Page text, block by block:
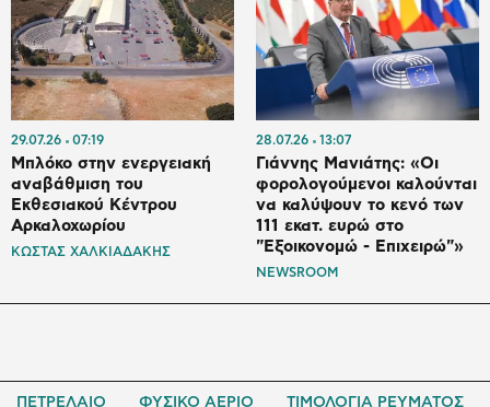
29.07.26 07:19
Μπλόκο στην ενεργειακή
αναβάθμιση του
Εκθεσιακού Κέντρου
Αρκαλοχωρίου
ΚΩΣΤΑΣ ΧΑΛΚΙΑΔΑΚΗΣ
28.07.26 13:07
Γιάννης Μανιάτης: «Οι
φορολογούμενοι καλούνται
να καλύψουν το κενό των
111 εκατ. ευρώ στο
"Εξοικονομώ - Επιχειρώ"»
NEWSROOM
ΠΕΤΡΕΛΑΙΟ ΦΥΣΙΚΟ ΑΕΡΙΟ ΤΙΜΟΛΟΓΙΑ ΡΕΥΜΑΤΟΣ